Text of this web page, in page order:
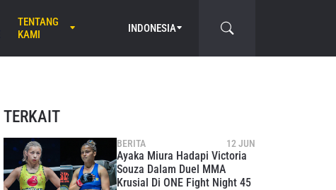
TENTANG
KAMI
INDONESIA
TERKAIT
BERITA 12 JUN
Ayaka Miura Hadapi Victoria
Souza Dalam Duel MMA
Krusial Di ONE Fight Night 45